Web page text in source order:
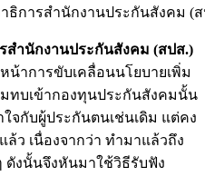
ธิการสำนักงานประกันสังคม (
สำนักงานประกันสังคม (สปส.)
น้าการขับเคลื่อนนโยบายเพิ่ม
มทบเข้ากองทุนประกันสังคมนั้น
จกับผู้ประกันตนเช่นเดิม แต่คง
ล้ว เนื่องจากว่า ทำมาแล้วถึง
ดังนั้นจึงหันมาใช้วิธีรับฟัง